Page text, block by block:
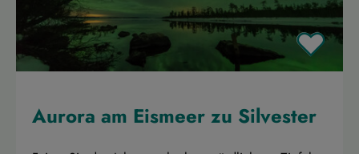
Aurora am Eismeer zu Silvester